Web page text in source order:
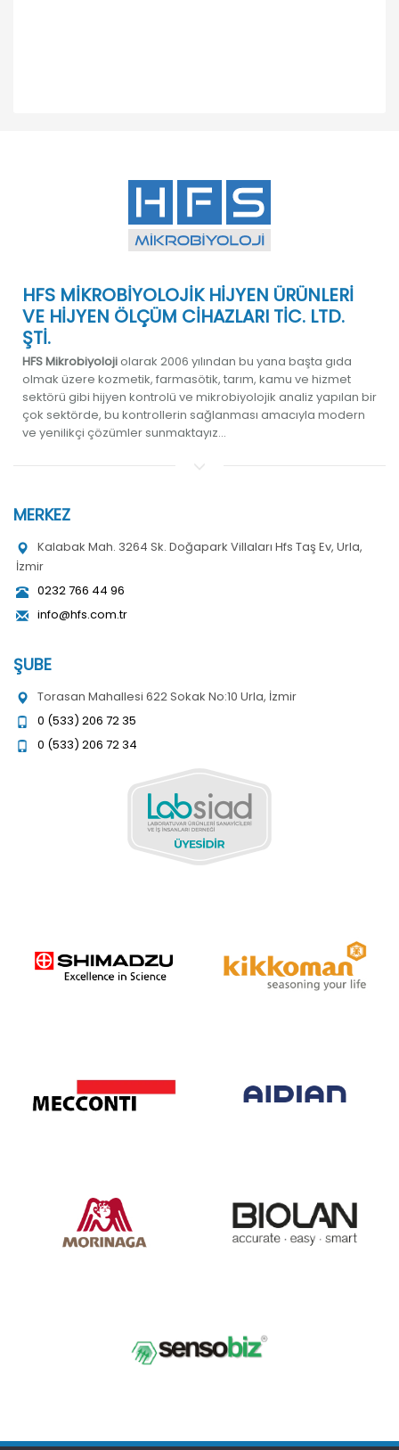
HFS MİKROBİYOLOJİK HİJYEN ÜRÜNLERİ
VE HİJYEN ÖLÇÜM CİHAZLARI TİC. LTD.
ŞTİ.
HFS Mikrobiyolojiolarak 2006 yılından bu yana başta gıda
olmak üzere kozmetik, farmasötik, tarım, kamu ve hizmet
sektörü gibi hijyen kontrolü ve mikrobiyolojik analiz yapılan bir
çok sektörde, bu kontrollerin sağlanması amacıyla modern
ve yenilikçi çözümler sunmaktayız...
MERKEZ
Kalabak Mah. 3264 Sk. Doğapark Villaları Hfs Taş Ev, Urla,
İzmir
0232 766 44 96
info@hfs.com.tr
ŞUBE
Torasan Mahallesi 622 Sokak No:10 Urla, İzmir
0 (533) 206 72 35
0 (533) 206 72 34